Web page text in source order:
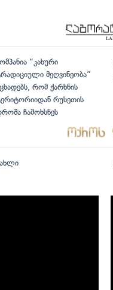
“კახური
მეღვინეობა”
რომ ქარხნის
რუსეთის
ჩამოხსნეს